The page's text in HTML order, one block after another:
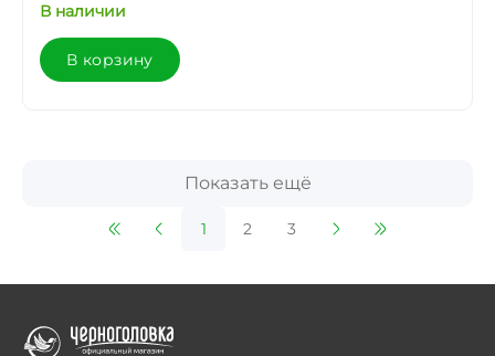
В наличии
В корзину
Показать ещё
1 2 3